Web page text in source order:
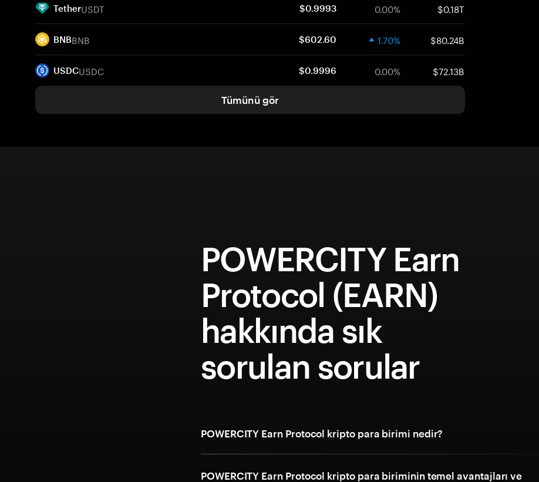
TetherUSDT $0.9993 0.00% $0.18T
BNBBNB $602.60 1.70% $80.24B
USDCUSDC $0.9996 0.00% $72.13B
Tümünü gör
POWERCITY Earn
Protocol (EARN)
hakkında sık
sorulan sorular
POWERCITY Earn Protocol kripto para birimi nedir?
POWERCITY Earn Protocol kripto para biriminin temel avantajları ve